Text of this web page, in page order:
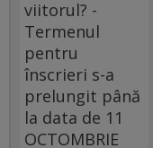
viitorul? -
Termenul
pentru
înscrieri s-a
prelungit până
la data de 11
OCTOMBRIE